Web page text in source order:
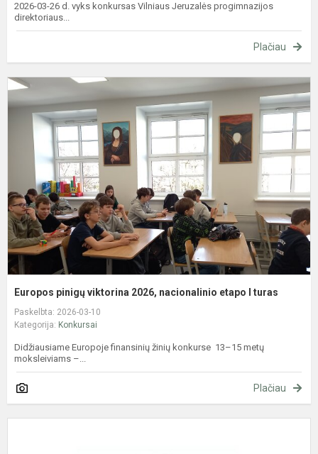
2026-03-26 d. vyks konkursas Vilniaus Jeruzalės progimnazijos
direktoriaus...
Plačiau
Europos pinigų viktorina 2026, nacionalinio etapo I turas
Paskelbta: 2026-03-10
Kategorija: Konkursai
Didžiausiame Europoje finansinių žinių konkurse 13–15 metų
moksleiviams –...
Plačiau